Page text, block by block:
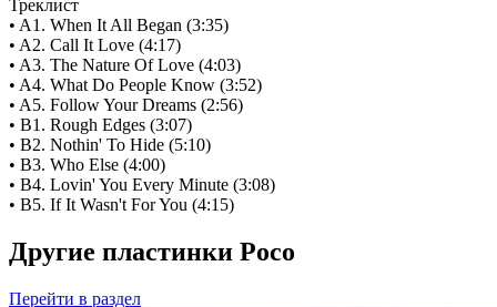
Треклист
• A1. When It All Began (3:35)
• A2. Call It Love (4:17)
• A3. The Nature Of Love (4:03)
• A4. What Do People Know (3:52)
• A5. Follow Your Dreams (2:56)
• B1. Rough Edges (3:07)
• B2. Nothin' To Hide (5:10)
• B3. Who Else (4:00)
• B4. Lovin' You Every Minute (3:08)
• B5. If It Wasn't For You (4:15)
Другие пластинки Poco
Перейти в раздел